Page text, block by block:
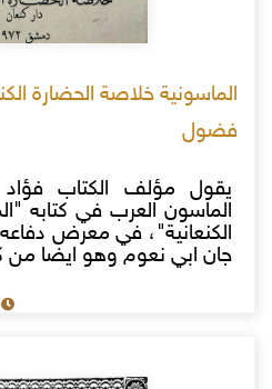
فضول
يقول مؤلف الكتاب
الماسون العرب في كتابه
الكنعانية"، في معرض
جان ابي نعوم وهو ايضا من
01-12-2021